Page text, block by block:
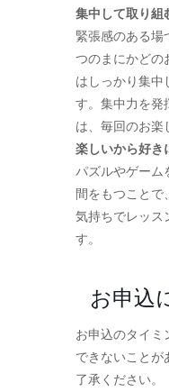
集中して取り組
緊張感のある場
つのまにかどの
はしっかり集中
す。集中力を発
は、毎回のお楽
楽しいから好き
パズルやゲーム
間をもつことで
気持ちでレッス
す。
お申込
お申込のタイミ
できないことが
了承ください。